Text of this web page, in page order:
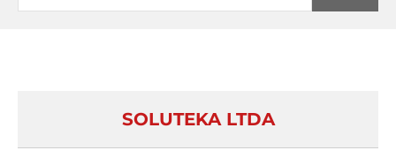
SOLUTEKA LTDA